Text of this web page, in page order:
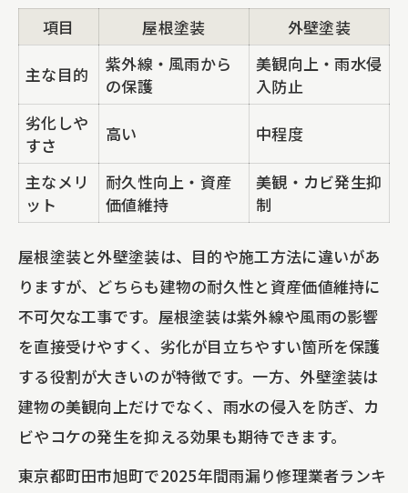
項目 屋根塗装 外壁塗装
主な目的
紫外線・風雨から
の保護
美観向上・雨水侵
入防止
劣化しや
すさ
高い 中程度
主なメリ
ット
耐久性向上・資産
価値維持
美観・カビ発生抑
制
屋根塗装と外壁塗装は、目的や施工方法に違いがあ
りますが、どちらも建物の耐久性と資産価値維持に
不可欠な工事です。屋根塗装は紫外線や風雨の影響
を直接受けやすく、劣化が目立ちやすい箇所を保護
する役割が大きいのが特徴です。一方、外壁塗装は
建物の美観向上だけでなく、雨水の侵入を防ぎ、カ
ビやコケの発生を抑える効果も期待できます。
東京都町田市旭町で2025年間雨漏り修理業者ランキ